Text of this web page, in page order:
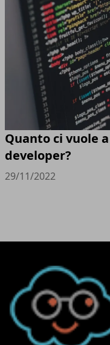
Quanto ci vuole
developer?
29/11/2022